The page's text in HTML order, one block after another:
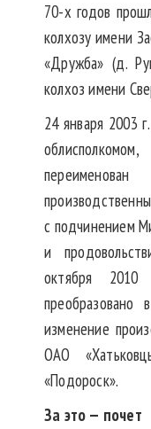
70-х годов
колхозу имени
«Дружба» (д.
колхоз имени
24 января 2003
с подчинением
и
октября 2010
преобразовано
изменение
ОАО
«Подороск».
За это — почет